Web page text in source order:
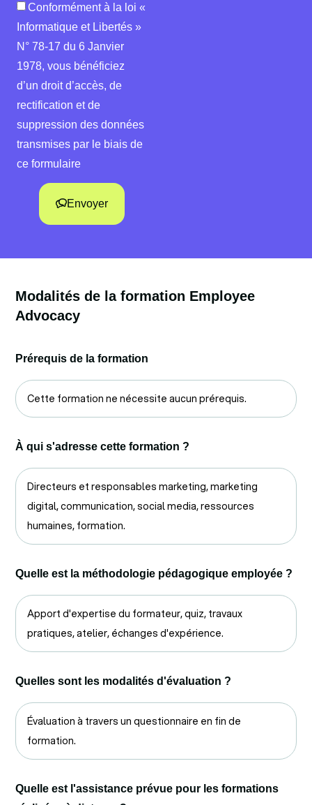
Conformément à la loi «
Informatique et Libertés »
N° 78-17 du 6 Janvier
1978, vous bénéficiez
d’un droit d’accès, de
rectification et de
suppression des données
transmises par le biais de
ce formulaire
Envoyer
Modalités de la formation Employee
Advocacy
Prérequis de la formation
Cette formation ne nécessite aucun prérequis.
À qui s'adresse cette formation ?
Directeurs et responsables marketing, marketing
digital, communication, social media, ressources
humaines, formation.
Quelle est la méthodologie pédagogique employée ?
Apport d'expertise du formateur, quiz, travaux
pratiques, atelier, échanges d'expérience.
Quelles sont les modalités d'évaluation ?
Évaluation à travers un questionnaire en fin de
formation.
Quelle est l'assistance prévue pour les formations